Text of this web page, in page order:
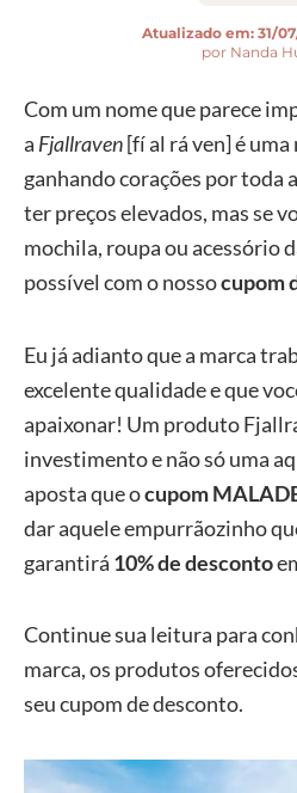
Atualizado em: 31/
por Nanda
Com um nome que parece
a Fjallraven[fí al rá ven] é
ganhando corações por toda
ter preços elevados, mas se
mochila, roupa ou acessório
possível com o nossocupom
Eu já adianto que a marca
excelente qualidade e que
apaixonar! Um produto
investimento e não só uma
aposta que ocupom
dar aquele empurrãozinho
garantirá 10% de desconto
Continue sua leitura para
marca, os produtos
seu cupom de desconto.